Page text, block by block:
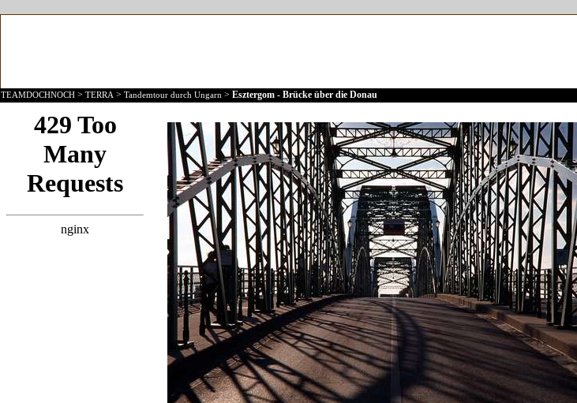
TEAMDOCHNOCH > TERRA > Tandemtour durch Ungarn > Esztergom - Brücke über die Donau